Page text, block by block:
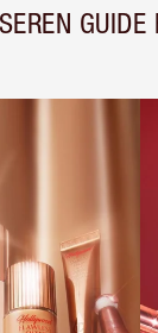
GUIDE